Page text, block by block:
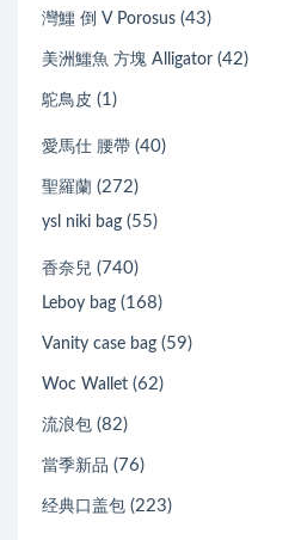
灣鱷 倒 V Porosus (43)
美洲鱷魚 方塊 Alligator (42)
鴕鳥皮 (1)
愛馬仕 腰帶 (40)
聖羅蘭 (272)
ysl niki bag (55)
香奈兒 (740)
Leboy bag (168)
Vanity case bag (59)
Woc Wallet (62)
流浪包 (82)
當季新品 (76)
经典口盖包 (223)